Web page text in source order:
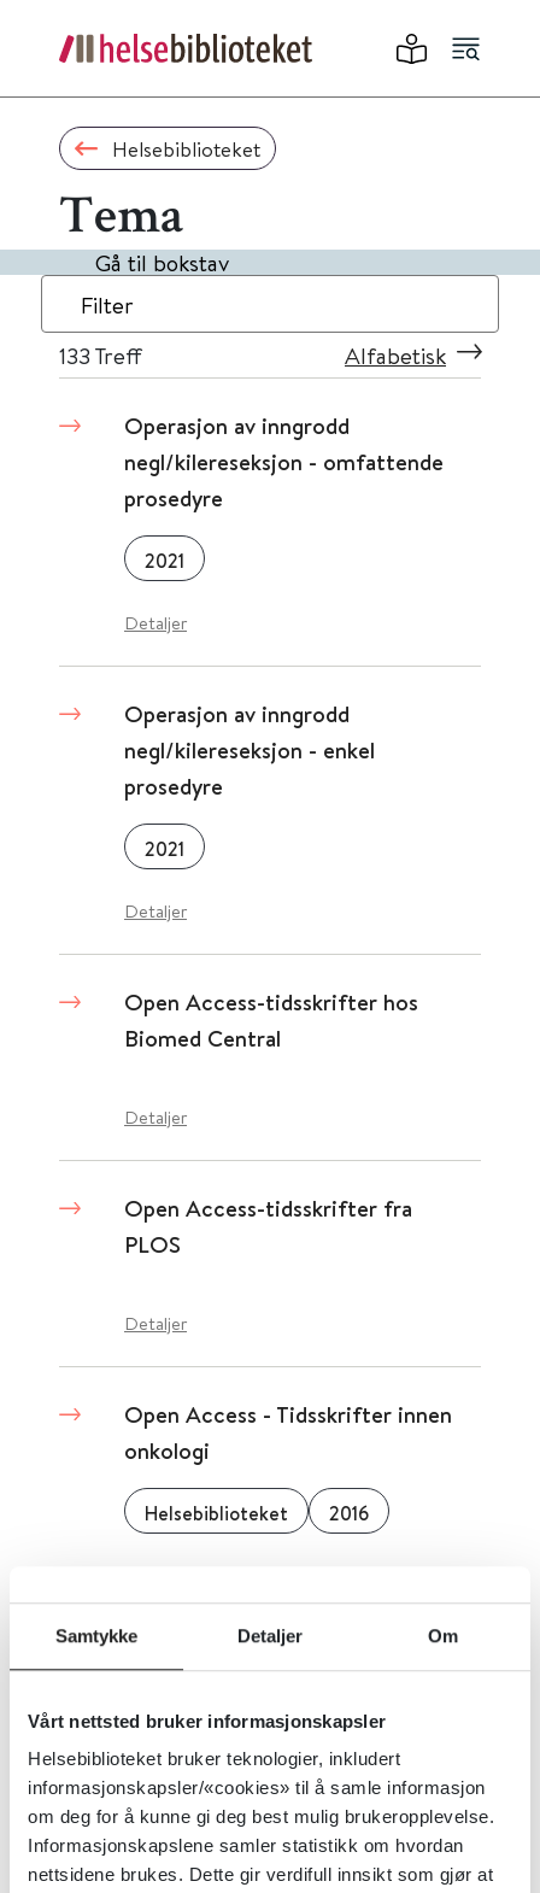
Samtykke Detaljer Om
Vårt nettsted bruker informasjonskapsler
Helsebiblioteket bruker teknologier, inkludert
informasjonskapsler/«cookies» til å samle informasjon
om deg for å kunne gi deg best mulig brukeropplevelse.
Informasjonskapslene samler statistikk om hvordan
nettsidene brukes. Dette gir verdifull innsikt som gjør at
Helsebiblioteket
Tema
Gå til bokstav
Filter
133 Treff Alfabetisk
Operasjon av inngrodd
negl/kilereseksjon - omfattende
prosedyre
2021
Detaljer
Operasjon av inngrodd
negl/kilereseksjon - enkel
prosedyre
2021
Detaljer
Open Access-tidsskrifter hos
Biomed Central
Detaljer
Open Access-tidsskrifter fra
PLOS
Detaljer
Open Access - Tidsskrifter innen
onkologi
Helsebiblioteket 2016
Open access tidsskrifter, øre-
Detaljer
Oncology